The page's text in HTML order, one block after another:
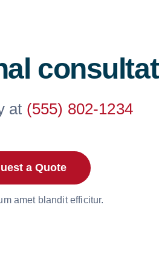
at (555) 802-1234
a Quote
amet blandit efficitur.